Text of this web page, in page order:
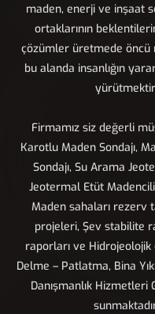
maden, enerji ve inşaat
ortaklarının
çözümler üretmede öncü
bu alanda insanlığın
Firmamız siz değerli
Karotlu Maden Sondajı,
Sondajı, Su Arama
Jeotermal Etüt
Maden sahaları rezerv
projeleri, Şev stabilite
raporları ve
Delme – Patlatma, Bina
Danışmanlık Hizmetleri